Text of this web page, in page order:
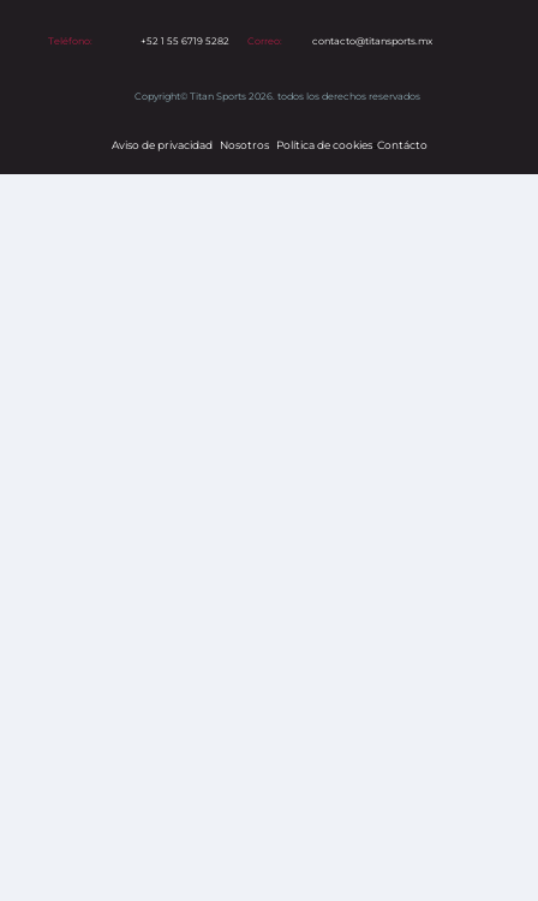
Teléfono: +52 1 55 6719 5282 Correo: contacto@titansports.mx
Copyright© Titan Sports 2026. todos los derechos reservados
Aviso de privacidad Nosotros Política de cookiess Contácto